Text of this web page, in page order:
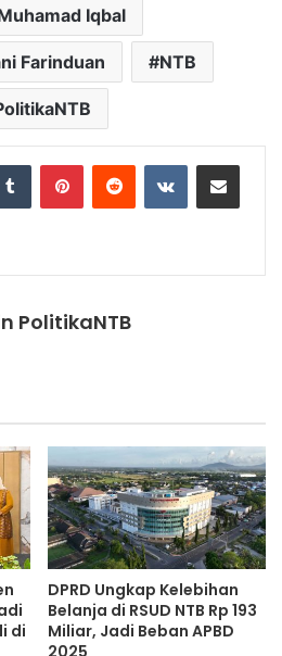
Iqbal
Farinduan NTB
Tumblr PinterestReddit VKontakteShare via Email
PolitikaNTB
di
DPRD Ungkap Kelebihan
Belanja di RSUD NTB Rp 193
Miliar, Jadi Beban APBD